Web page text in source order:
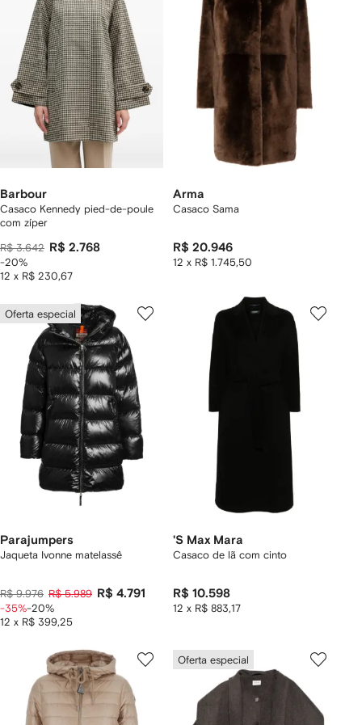
Barbour
Casaco Kennedy pied-de-poule
com zíper
R$ 3.642 R$ 2.768
12 x R$ 230,67
-20%
Arma
Casaco Sama
R$ 20.946
12 x R$ 1.745,50
Oferta especial
Parajumpers
Jaqueta Ivonne matelassê
R$ 9.976 R$ 5.989 R$ 4.791
12 x R$ 399,25
-35%-20%
'S Max Mara
Casaco de lã com cinto
R$ 10.598
12 x R$ 883,17
Oferta especial